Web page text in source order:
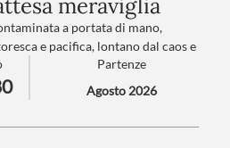
meraviglia
a portata di mano,
e pacifica, lontano dal caos e
parla di tutela, rispetto e amore
20 - massimo 45
Partenze
Agosto 2026